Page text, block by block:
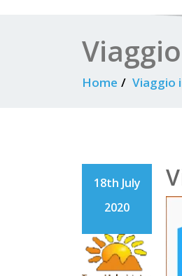
Home Viaggio
18th July
2020